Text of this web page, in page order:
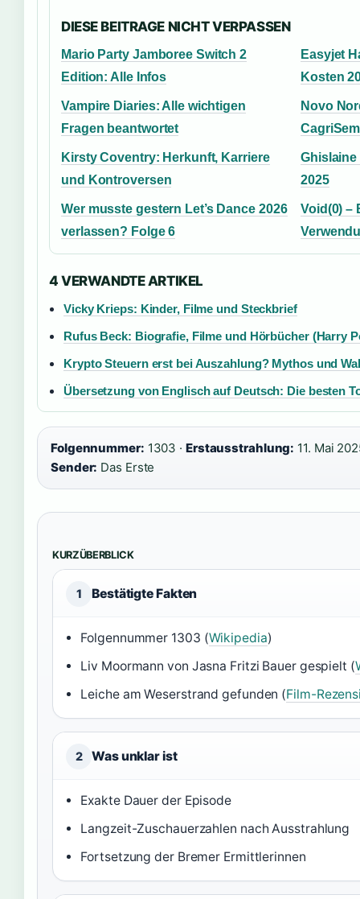
DIESE BEITRAGE NICHT VERPASSEN
Mario Party Jamboree Switch 2
Edition: Alle Infos
Easyjet
Kosten
Vampire Diaries: Alle wichtigen
Fragen beantwortet
Novo
Kirsty Coventry: Herkunft, Karriere
und Kontroversen
Ghislaine
2025
Wer musste gestern Let’s Dance 2026
verlassen? Folge 6
Void(0) –
4 VERWANDTE ARTIKEL
Vicky Krieps: Kinder, Filme und Steckbrief
Rufus Beck: Biografie, Filme und Hörbücher (Harry
Krypto Steuern erst bei Auszahlung? Mythos und
Übersetzung von Englisch auf Deutsch: Die besten
Folgennummer: 1303 · Erstausstrahlung: 11. Mai
Sender: Das Erste
KURZÜBERBLICK
1 Bestätigte Fakten
Folgennummer 1303 (Wikipedia)
Liv Moormann von Jasna Fritzi Bauer gespielt (
Leiche am Weserstrand gefunden (Film-
2 Was unklar ist
Exakte Dauer der Episode
Langzeit-Zuschauerzahlen nach Ausstrahlung
Fortsetzung der Bremer Ermittlerinnen